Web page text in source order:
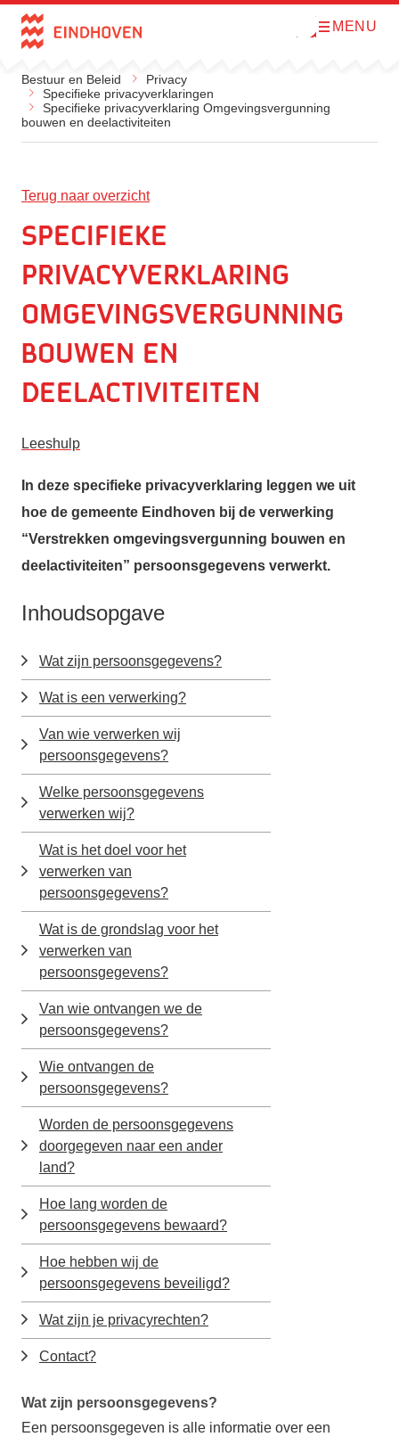
Direct naar de inhoud
O
n
MENU
Bestuur en Beleid
Privacy
Specifieke privacyverklaringen
Specifieke privacyverklaring Omgevingsvergunning
bouwen en deelactiviteiten
Terug naar overzicht
Specifieke
privacyverklaring
Omgevingsvergunning
bouwen en
deelactiviteiten
Leeshulp
In deze specifieke privacyverklaring leggen we uit
hoe de gemeente Eindhoven bij de verwerking
“Verstrekken omgevingsvergunning bouwen en
deelactiviteiten” persoonsgegevens verwerkt.
Inhoudsopgave
Wat zijn persoonsgegevens?
Wat is een verwerking?
Van wie verwerken wij
persoonsgegevens?
Welke persoonsgegevens
verwerken wij?
Wat is het doel voor het
verwerken van
persoonsgegevens?
Wat is de grondslag voor het
verwerken van
persoonsgegevens?
Van wie ontvangen we de
persoonsgegevens?
Wie ontvangen de
persoonsgegevens?
Worden de persoonsgegevens
doorgegeven naar een ander
land?
Hoe lang worden de
persoonsgegevens bewaard?
Hoe hebben wij de
persoonsgegevens beveiligd?
Wat zijn je privacyrechten?
Contact?
Wat zijn persoonsgegevens?
Een persoonsgegeven is alle informatie over een